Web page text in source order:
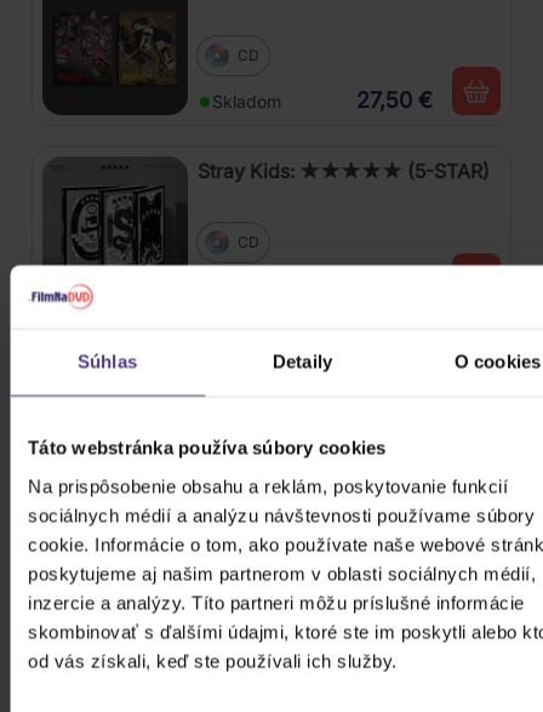
Súhlas Detaily O cookies
Táto webstránka používa súbory cookies
Na prispôsobenie obsahu a reklám, poskytovanie funkcií
sociálnych médií a analýzu návštevnosti používame súbory
cookie. Informácie o tom, ako používate naše webové
poskytujeme aj našim partnerom v oblasti sociálnych médií,
inzercie a analýzy. Títo partneri môžu príslušné informácie
skombinovať s ďalšími údajmi, ktoré ste im poskytli alebo
od vás získali, keď ste používali ich služby.
CD
Skladom 27,50 €
Stray Kids: ★★★★★ (5-STAR)
CD
Stray Kids: Maxident
Skladom 28,30 €
David Michal: 20 největších hitů
CD
Skladom 11,00 €